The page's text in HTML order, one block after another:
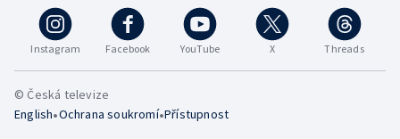
Instagram Facebook YouTube X Threads
© Česká televize
English•Ochrana soukromí•Přístupnost